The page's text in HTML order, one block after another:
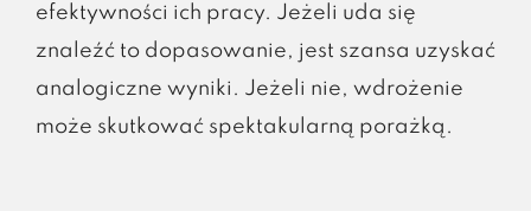
efektywności ich pracy. Jeżeli uda się
znaleźć to dopasowanie, jest szansa uzyskać
analogiczne wyniki. Jeżeli nie, wdrożenie
może skutkować spektakularną porażką.